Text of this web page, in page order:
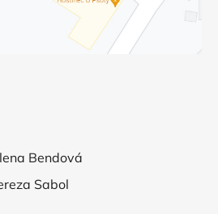
Bendová
Sabol